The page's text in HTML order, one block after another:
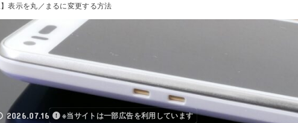
表示を丸／まるに変更する方法
2026.07.16 ※当サイトは一部広告を利用しています